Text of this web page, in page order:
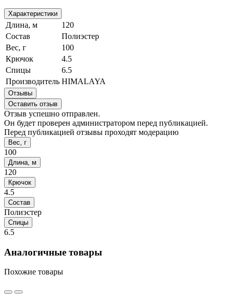
Характеристики
Длина, м
120
Состав
Полиэстер
Вес, г
100
Крючок
4.5
Спицы
6.5
Производитель HIMALAYA
Отзывы
Оставить отзыв
Отзыв успешно отправлен.
Он будет проверен администратором перед публикацией.
Перед публикацией отзывы проходят модерацию
Вес, г
100
Длина, м
120
Крючок
4.5
Состав
Полиэстер
Спицы
6.5
Аналогичные товары
Похожие товары